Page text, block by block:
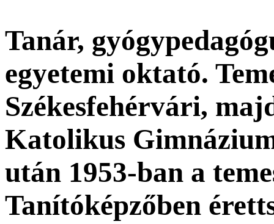
Tanár,
egyetemi oktató.
Székesfehérvári,
Katolikus
után 1953-ban a
Tanítóképzőben